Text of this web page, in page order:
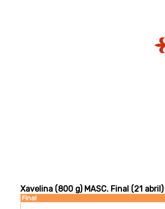
Final
Xavelina (800 g) MASC. Final (21 abril)